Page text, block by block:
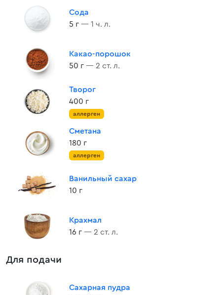
Сода
5 г — 1 ч. л.
Какао-порошок
50 г — 2 ст. л.
Творог
400 г
аллерген
Сметана
180 г
аллерген
Ванильный сахар
10 г
Крахмал
16 г — 2 ст. л.
Для подачи
Сахарная пудра